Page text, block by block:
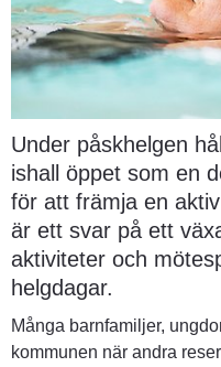
Under påskhelgen
ishall öppet som en
för att främja en
är ett svar på ett
aktiviteter och
helgdagar.
Många barnfamiljer,
kommunen när andra